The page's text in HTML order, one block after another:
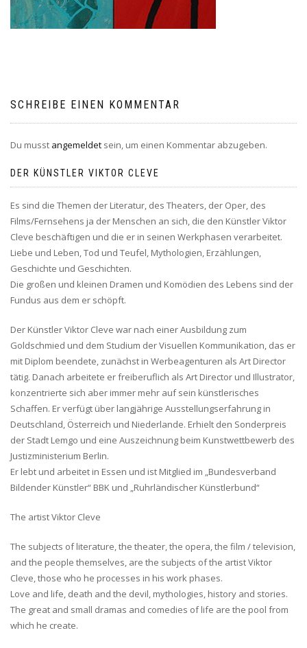
SCHREIBE EINEN KOMMENTAR
Du musst angemeldet sein, um einen Kommentar abzugeben.
DER KÜNSTLER VIKTOR CLEVE
Es sind die Themen der Literatur, des Theaters, der Oper, des
Films/Fernsehens ja der Menschen an sich, die den Künstler Viktor
Cleve beschäftigen und die er in seinen Werkphasen verarbeitet.
Liebe und Leben, Tod und Teufel, Mythologien, Erzählungen,
Geschichte und Geschichten.
Die großen und kleinen Dramen und Komödien des Lebens sind der
Fundus aus dem er schöpft.
Der Künstler Viktor Cleve war nach einer Ausbildung zum
Goldschmied und dem Studium der Visuellen Kommunikation, das er
mit Diplom beendete, zunächst in Werbeagenturen als Art Director
tätig. Danach arbeitete er freiberuflich als Art Director und Illustrator,
konzentrierte sich aber immer mehr auf sein künstlerisches
Schaffen. Er verfügt über langjährige Ausstellungserfahrung in
Deutschland, Österreich und Niederlande. Erhielt den Sonderpreis
der Stadt Lemgo und eine Auszeichnung beim Kunstwettbewerb des
Justizministerium Berlin.
Er lebt und arbeitet in Essen und ist Mitglied im „Bundesverband
Bildender Künstler“ BBK und „Ruhrländischer Künstlerbund“
The artist Viktor Cleve
The subjects of literature, the theater, the opera, the film / television,
and the people themselves, are the subjects of the artist Viktor
Cleve, those who he processes in his work phases.
Love and life, death and the devil, mythologies, history and stories.
The great and small dramas and comedies of life are the pool from
which he create.